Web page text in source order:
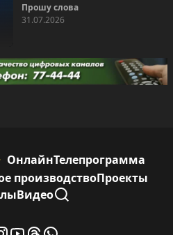
Прошу слова
31.07.2026
ОнлайнТелепрограмма
производствоПроекты
Видео